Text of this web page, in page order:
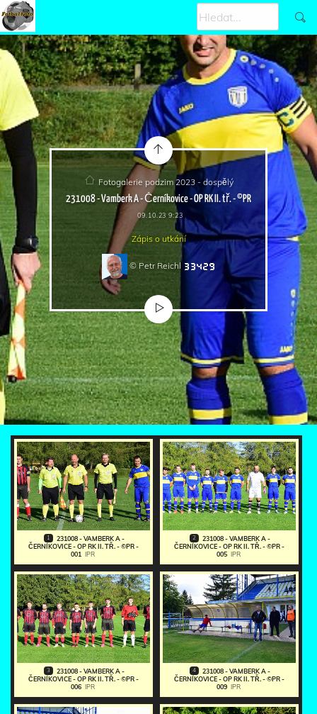
Fotogalerie podzim 2023 - dospělý
231008 - Vamberk A - Černíkovice - OP RK II. tř. - ©PR
09.10.23 9:23
Zápis o utkání
© Petr Reichl
1
231008 - VAMBERK A -
ČERNÍKOVICE - OP RK II. TŘ. - ©PR -
001 IPR
2
231008 - VAMBERK A -
ČERNÍKOVICE - OP RK II. TŘ. - ©PR -
005 IPR
3
231008 - VAMBERK A -
ČERNÍKOVICE - OP RK II. TŘ. - ©PR -
006 IPR
4
231008 - VAMBERK A -
ČERNÍKOVICE - OP RK II. TŘ. - ©PR -
009 IPR